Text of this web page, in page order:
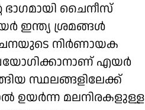
ഭാഗമായി ചൈനീസ്
ഇന്ത്യ ശ്രമങ്ങള്‍
നിര്‍ണായക
എയര്‍
സ്ഥലങ്ങളിലേക്ക്
ഉയര്‍ന്ന മലനിരകളുള്ള